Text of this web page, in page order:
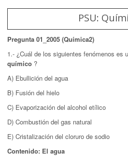
PSU:
Pregunta 01_2005 (Química2)
1.- ¿Cuál de los siguientes fenómenos es
químico ?
A) Ebullición del agua
B) Fusión del hielo
C) Evaporización del alcohol etílico
D) Combustión del gas natural
E) Cristalización del cloruro de sodio
Contenido: El agua